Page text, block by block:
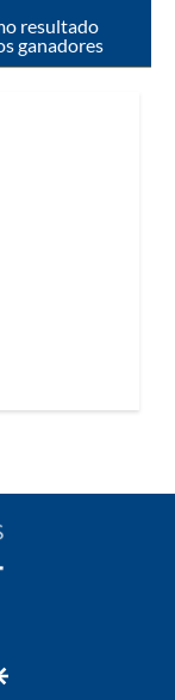
resultado
ganadores
google